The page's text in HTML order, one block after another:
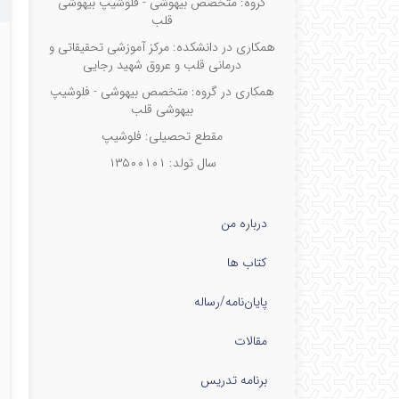
قلب
همکاری در دانشکده: مرکز آموزشی تحقیقاتی و
درمانی قلب و عروق شهید رجایی
همکاری در گروه: متخصص بیهوشی - فلوشیپ
بیهوشی قلب
مقطع تحصیلی: فلوشیپ
سال تولد: ۱۳۵۰۰۱۰۱
درباره من
کتاب ها
پایان‌نامه‌/رساله
مقالات
برنامه تدریس